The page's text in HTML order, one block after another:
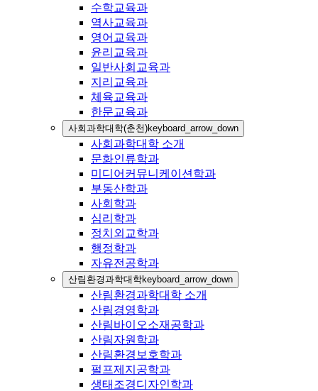
수학교육과
역사교육과
영어교육과
윤리교육과
일반사회교육과
지리교육과
체육교육과
한문교육과
사회과학대학(춘천)keyboard_arrow_down
사회과학대학 소개
문화인류학과
미디어커뮤니케이션학과
부동산학과
사회학과
심리학과
정치외교학과
행정학과
자유전공학과
산림환경과학대학keyboard_arrow_down
산림환경과학대학 소개
산림경영학과
산림바이오소재공학과
산림자원학과
산림환경보호학과
펄프제지공학과
생태조경디자인학과